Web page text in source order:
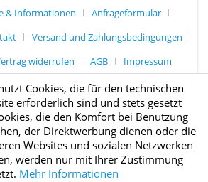
& Informationen
Anfrageformular
Versand und Zahlungsbedingungen
widerrufen AGB Impressum
Cookies, die für den technischen
erforderlich sind und stets gesetzt
die den Komfort bei Benutzung
der Direktwerbung dienen oder die
Websites und sozialen Netzwerken
werden nur mit Ihrer Zustimmung
Mehr Informationen